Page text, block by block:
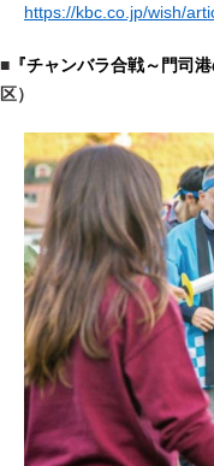
https://kbc.co.jp/wish/
■ 『チャンバラ合戦～門司港
区）